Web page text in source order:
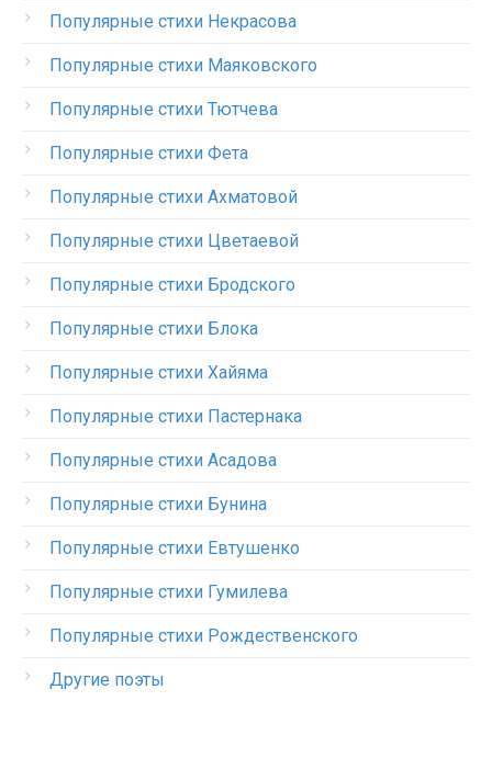
Популярные стихи Некрасова
Популярные стихи Маяковского
Популярные стихи Тютчева
Популярные стихи Фета
Популярные стихи Ахматовой
Популярные стихи Цветаевой
Популярные стихи Бродского
Популярные стихи Блока
Популярные стихи Хайяма
Популярные стихи Пастернака
Популярные стихи Асадова
Популярные стихи Бунина
Популярные стихи Евтушенко
Популярные стихи Гумилева
Популярные стихи Рождественского
Другие поэты